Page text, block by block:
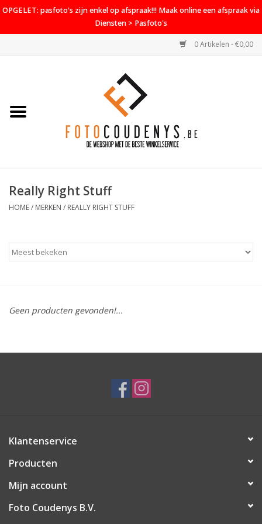
OPGELET: pasfoto's zijn enkel op afspraak!!! Maak online een afspraak via
Diensten > Pasfoto's
0 Artikelen - €0,00
Home
PROMO
Contact
Really Right Stuff
HOME/ MERKEN / REALLY RIGHT STUFF
Geen producten gevonden!...
Klantenservice
Producten
Mijn account
Foto Coudenys B.V.